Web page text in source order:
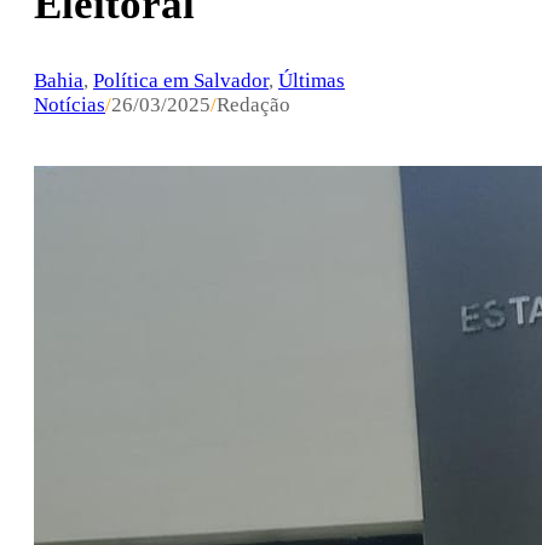
Bahia, Política em Salvador, Últimas
Notícias/26/03/2025/Redação